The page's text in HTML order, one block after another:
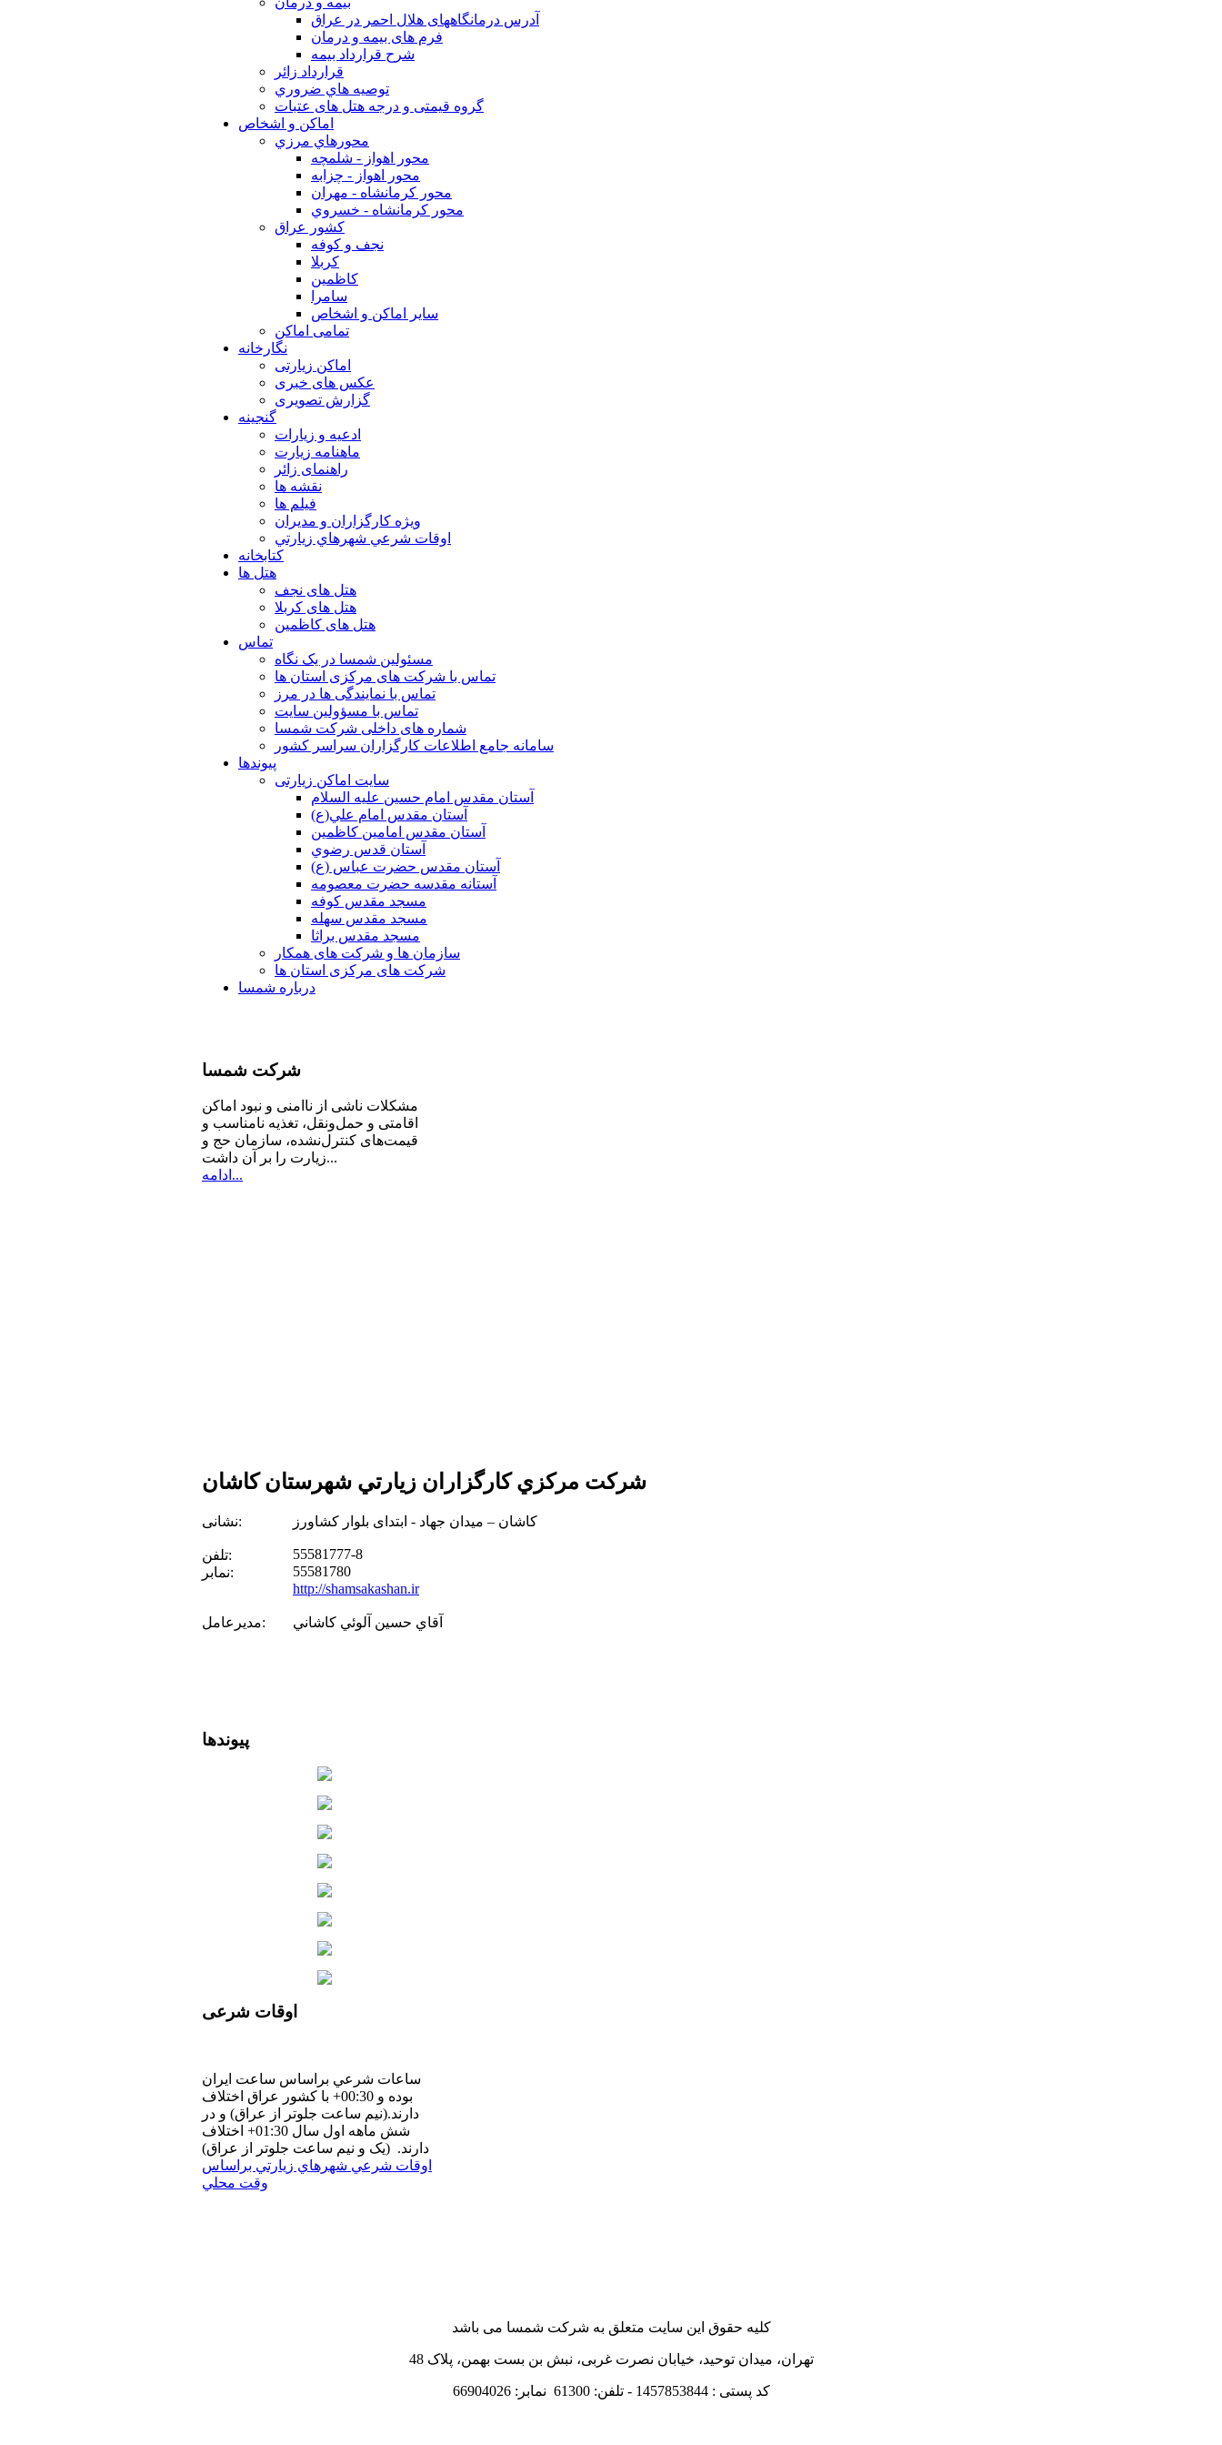
آدرس درمانگاههای هلال احمر در عراق
فرم های بیمه و درمان
شرح قرارداد بیمه
قرارداد زائر
توصيه هاي ضروري
گروه قیمتی و درجه هتل های عتبات
اماکن و اشخاص
محورهاي مرزي
محور اهواز - شلمچه
محور اهواز - چزابه
محور كرمانشاه - مهران
محور كرمانشاه - خسروي
كشور عراق
نجف و كوفه
كربلا
كاظمين
سامرا
ساير اماكن و اشخاص
تمامی اماکن
نگارخانه
اماکن زیارتی
عکس های خبری
گزارش تصویری
گنجینه
ادعیه و زیارات
ماهنامه زیارت
راهنمای زائر
نقشه ها
فیلم ها
ويژه كارگزاران و مديران
اوقات شرعي شهرهاي زيارتي
کتابخانه
هتل ها
هتل های نجف
هتل های کربلا
هتل های کاظمین
تماس
مسئولین شمسا در یک نگاه
تماس با شرکت های مرکزی استان ها
تماس با نمایندگی ها در مرز
تماس با مسؤولین سایت
شماره های داخلی شرکت شمسا
سامانه جامع اطلاعات کارگزاران سراسر کشور
پیوندها
سایت اماکن زیارتی
آستان مقدس امام حسين عليه السلام
آستان مقدس امام علي(ع)
آستان مقدس امامين كاظمين
آستان قدس رضوي
آستان مقدس حضرت عباس (ع)
آستانه مقدسه حضرت معصومه
مسجد مقدس كوفه
مسجد مقدس سهله
مسجد مقدس براثا
سازمان ها و شرکت های همکار
شرکت های مرکزی استان ها
درباره شمسا
شرکت شمسا
مشكلات ناشی از ناامنی و نبود اماكن
اقامتی و حمل‌ونقل، تغذیه‌ نامناسب و
قیمت‌های كنترل‌نشده، سازمان حج و
زیارت را بر آن داشت...
ادامه...
شركت مركزي كارگزاران زيارتي شهرستان كاشان
نشانی: کاشان – ميدان جهاد - ابتدای بلوار کشاورز
تلفن:
55581777-8
نمابر:
55581780
http://shamsakashan.ir
مدیرعامل: آقاي حسين آلوئي كاشاني
پیوندها
اوقات شرعی
ساعات شرعي براساس ساعت ايران
بوده و 00:30+ با كشور عراق اختلاف
دارند.(نيم ساعت جلوتر از عراق) و در
شش ماهه اول سال 01:30+ اختلاف
دارند. (یک و نیم ساعت جلوتر از عراق)
اوقات شرعي شهرهاي زيارتي براساس
وقت محلي
کلیه حقوق این سایت متعلق به شرکت شمسا می باشد
تهران، میدان توحید، خیابان نصرت غربی، نبش بن بست بهمن، پلاک 48
کد پستی : 1457853844 - تلفن: 61300 نمابر: 66904026